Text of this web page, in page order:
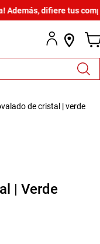
difiere tus
de cristal | verde
| Verde